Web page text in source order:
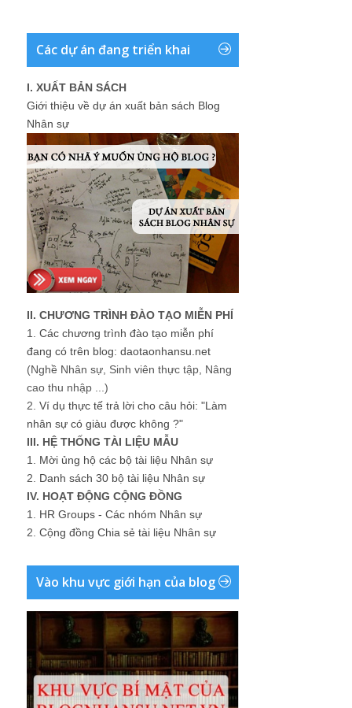
Các dự án đang triển khai
I. XUẤT BẢN SÁCH
Giới thiệu về dự án xuất bản sách Blog
Nhân sự
II. CHƯƠNG TRÌNH ĐÀO TẠO MIỄN PHÍ
1. Các chương trình đào tạo miễn phí
đang có trên blog: daotaonhansu.net
(Nghề Nhân sự, Sinh viên thực tập, Nâng
cao thu nhập ...)
2. Ví dụ thực tế trả lời cho câu hỏi: "Làm
nhân sự có giàu được không ?"
III. HỆ THỐNG TÀI LIỆU MẪU
1. Mời ủng hộ các bộ tài liệu Nhân sự
2. Danh sách 30 bộ tài liệu Nhân sự
IV. HOẠT ĐỘNG CỘNG ĐỒNG
1. HR Groups - Các nhóm Nhân sự
2. Cộng đồng Chia sẻ tài liệu Nhân sự
Vào khu vực giới hạn của blog